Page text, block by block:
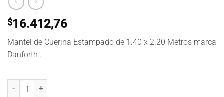
$16.412,76
Mantel de Cuerina Estampado de 1.40 x 2.20 Metros marca
Danforth .